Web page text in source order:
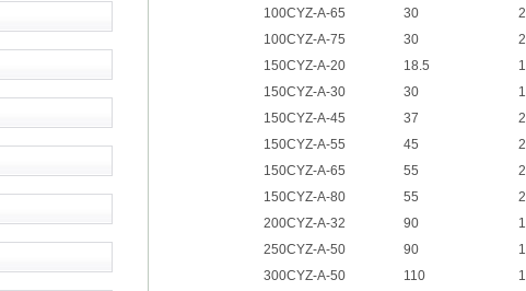
100CYZ-A-65
30
100CYZ-A-75
30
150CYZ-A-20
18.5
150CYZ-A-30
30
150CYZ-A-45
37
150CYZ-A-55
45
150CYZ-A-65
55
150CYZ-A-80
55
200CYZ-A-32
90
250CYZ-A-50
90
300CYZ-A-50
110